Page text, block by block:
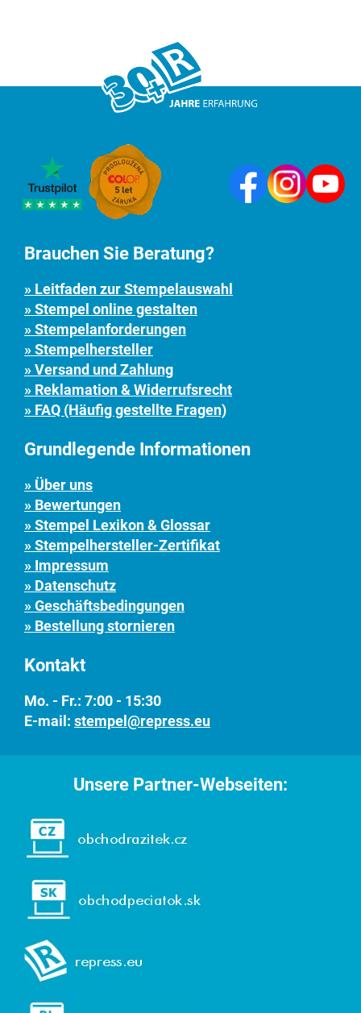
Brauchen Sie Beratung?
» Leitfaden zur Stempelauswahl
» Stempel online gestalten
» Stempelanforderungen
» Stempelhersteller
» Versand und Zahlung
» Reklamation & Widerrufsrecht
» FAQ (Häufig gestellte Fragen)
Grundlegende Informationen
» Über uns
» Bewertungen
» Stempel Lexikon & Glossar
» Stempelhersteller-Zertifikat
» Impressum
» Datenschutz
» Geschäftsbedingungen
» Bestellung stornieren
Kontakt
Mo. - Fr.: 7:00 - 15:30
E-mail: stempel@repress.eu
Unsere Partner-Webseiten: